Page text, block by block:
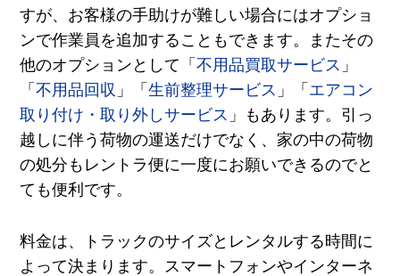
すが、お客様の手助けが難しい場合にはオプショ
ンで作業員を追加することもできます。またその
他のオプションとして「 不用品買取サービス 」
「 不用品回収 」「 生前整理サービス 」「 エアコン
取り付け・取り外しサービス 」もあります。引っ
越しに伴う荷物の運送だけでなく、家の中の荷物
の処分もレントラ便に一度にお願いできるのでと
ても便利です。
料金は、トラックのサイズとレンタルする時間に
よって決まります。スマートフォンやインターネ